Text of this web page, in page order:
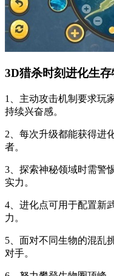
3D猎杀时刻进化生存
1、主动攻击机制要求玩
持续兴奋感。
2、每次升级都能获得进
者。
3、探索神秘领域时需警
实力。
4、进化点可用于配置新
力。
5、面对不同生物的混乱
对手。